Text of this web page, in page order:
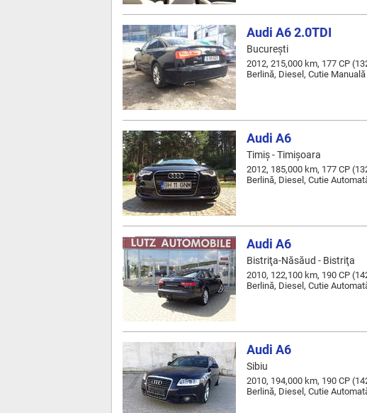
Audi A6 2.0TDI
Bucureşti
2012, 215,000 km, 177 CP
Berlină, Diesel, Cutie Manuală
Audi A6
Timiş - Timişoara
2012, 185,000 km, 177 CP
Berlină, Diesel, Cutie
Audi A6
Bistriţa-Năsăud - Bistriţa
2010, 122,100 km, 190 CP
Berlină, Diesel, Cutie
Audi A6
Sibiu
2010, 194,000 km, 190 CP
Berlină, Diesel, Cutie